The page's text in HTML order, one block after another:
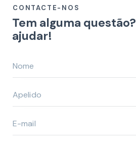
CONTACTE-NOS
Tem alguma questão?
ajudar!